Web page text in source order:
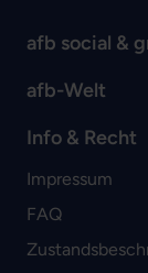
afb social &
afb-Welt
Info & Recht
Impressum
FAQ